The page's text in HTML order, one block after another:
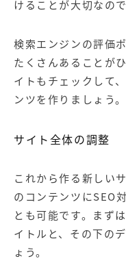
けることが大切なので
検索エンジンの評価
たくさんあることが
イトもチェックして
ンツを作りましょう。
サイト全体の調整
これから作る新しい
のコンテンツにSEO
とも可能です。まず
イトルと、その下の
ょう。